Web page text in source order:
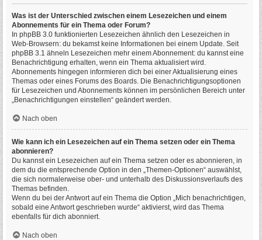
Was ist der Unterschied zwischen einem Lesezeichen und einem
Abonnements für ein Thema oder Forum?
In phpBB 3.0 funktionierten Lesezeichen ähnlich den Lesezeichen in
Web-Browsern: du bekamst keine Informationen bei einem Update. Seit
phpBB 3.1 ähneln Lesezeichen mehr einem Abonnement: du kannst eine
Benachrichtigung erhalten, wenn ein Thema aktualisiert wird.
Abonnements hingegen informieren dich bei einer Aktualisierung eines
Themas oder eines Forums des Boards. Die Benachrichtigungsoptionen
für Lesezeichen und Abonnements können im persönlichen Bereich unter
„Benachrichtigungen einstellen“ geändert werden.
Nach oben
Wie kann ich ein Lesezeichen auf ein Thema setzen oder ein Thema
abonnieren?
Du kannst ein Lesezeichen auf ein Thema setzen oder es abonnieren, in
dem du die entsprechende Option in den „Themen-Optionen“ auswählst,
die sich normalerweise ober- und unterhalb des Diskussionsverlaufs des
Themas befinden.
Wenn du bei der Antwort auf ein Thema die Option „Mich benachrichtigen,
sobald eine Antwort geschrieben wurde“ aktivierst, wird das Thema
ebenfalls für dich abonniert.
Nach oben